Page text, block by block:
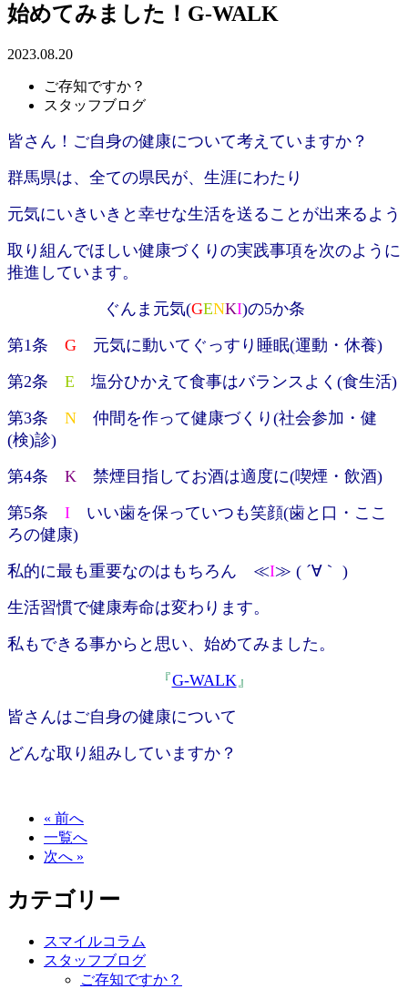
始めてみました！G-WALK
2023.08.20
ご存知ですか？
スタッフブログ
皆さん！ご自身の健康について考えていますか？
群馬県は、全ての県民が、生涯にわたり
元気にいきいきと幸せな生活を送ることが出来るよう
取り組んでほしい健康づくりの実践事項を次のように
推進しています。
ぐんま元気(GENKI)の5か条
第1条 G 元気に動いてぐっすり睡眠(運動・休養)
第2条 E 塩分ひかえて食事はバランスよく(食生活)
第3条 N 仲間を作って健康づくり(社会参加・健
(検)診)
第4条 K 禁煙目指してお酒は適度に(喫煙・飲酒)
第5条 I いい歯を保っていつも笑顔(歯と口・ここ
ろの健康)
私的に最も重要なのはもちろん ≪I≫ ( ´∀｀ )
生活習慣で健康寿命は変わります。
私もできる事からと思い、始めてみました。
『G-WALK 』
皆さんはご自身の健康について
どんな取り組みしていますか？
« 前へ
一覧へ
次へ »
カテゴリー
スマイルコラム
スタッフブログ
ご存知ですか？